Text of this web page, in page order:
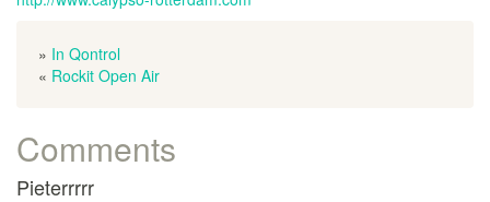
» In Qontrol
« Rockit Open Air
Comments
Pieterrrrr